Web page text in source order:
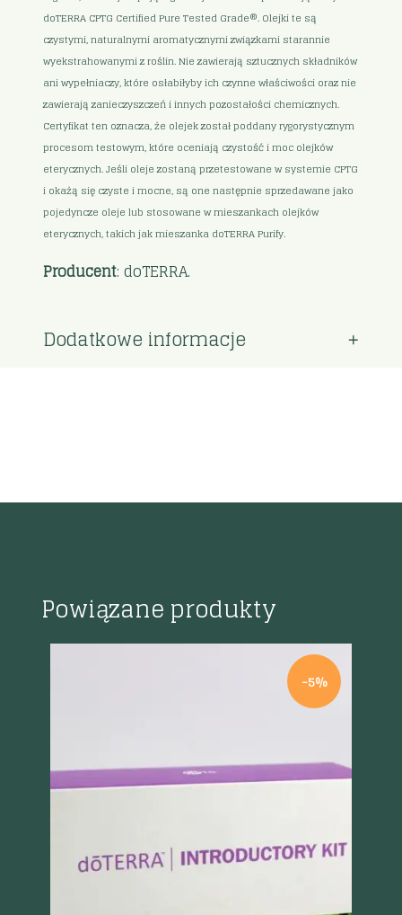
doTERRA CPTG Certified Pure Tested Grade®. Olejki te są
czystymi, naturalnymi aromatycznymi związkami starannie
wyekstrahowanymi z roślin. Nie zawierają sztucznych składników
ani wypełniaczy, które osłabiłyby ich czynne właściwości oraz nie
zawierają zanieczyszczeń i innych pozostałości chemicznych.
Certyfikat ten oznacza, że olejek został poddany rygorystycznym
procesom testowym, które oceniają czystość i moc olejków
eterycznych. Jeśli oleje zostaną przetestowane w systemie CPTG
i okażą się czyste i mocne, są one następnie sprzedawane jako
pojedyncze oleje lub stosowane w mieszankach olejków
eterycznych, takich jak mieszanka doTERRA Purify.
Producent: doTERRA.
Dodatkowe informacje
Powiązane produkty
-5%
Szybki podgląd